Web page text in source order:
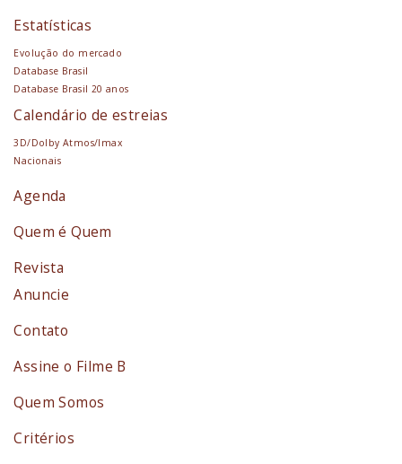
Estatísticas
Evolução do mercado
Database Brasil
Database Brasil 20 anos
Calendário de estreias
3D/Dolby Atmos/Imax
Nacionais
Agenda
Quem é Quem
Revista
Anuncie
Contato
Assine o Filme B
Quem Somos
Critérios